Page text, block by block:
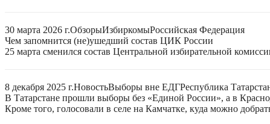
30 марта 2026 г.ОбзорыИзбиркомыРоссийская Федерация
Чем запомнится (не)ушедший состав ЦИК России
25 марта сменился состав Центральной избирательной
8 декабря 2025 г.НовостьВыборы вне ЕДГРеспублика
В Татарстане прошли выборы без «Единой России», а в
Кроме того, голосовали в селе на Камчатке, куда можно